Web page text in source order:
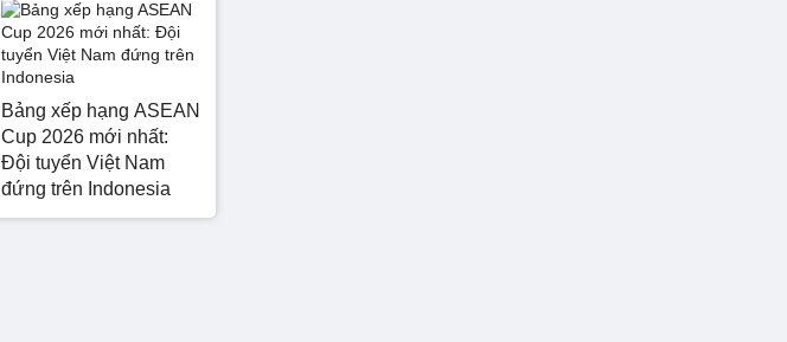
Bảng xếp hạng ASEAN
Cup 2026 mới nhất:
Đội tuyển Việt Nam
đứng trên Indonesia